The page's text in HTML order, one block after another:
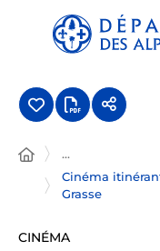
Panneau de gestion
...
Cinéma
Grasse
CINÉMA